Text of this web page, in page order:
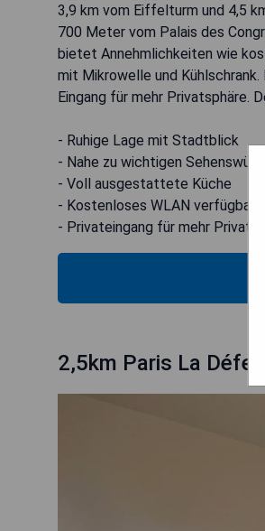
3,9 km vom Eiffelturm und 4,5
700 Meter vom Palais des
bietet Annehmlichkeiten wie
mit Mikrowelle und
Eingang für mehr Privatsphäre.
- Ruhige Lage mit Stadtblick
- Nahe zu wichtigen
- Voll ausgestattete Küche
- Kostenloses WLAN verfügbar
- Privateingang für mehr
2,5km Paris La